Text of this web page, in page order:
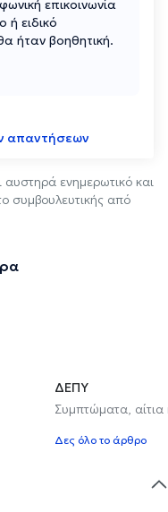
επικοινωνία
ή ειδικό
ήταν βοηθητική.
απαντήσεων
ενημερωτικό και
συμβουλευτικής από
ΔΕΠΥ
Συμπτώματα, αίτια
Δες όλο το άρθρο